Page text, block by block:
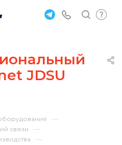
JDSU
—
связи —
—